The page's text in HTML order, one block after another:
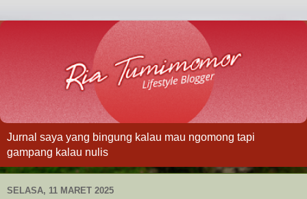
Jurnal saya yang bingung kalau mau ngomong tapi
gampang kalau nulis
SELASA, 11 MARET 2025